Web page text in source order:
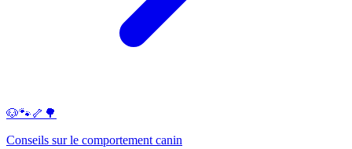
🐶🐾🦴🌳
Conseils sur le comportement canin